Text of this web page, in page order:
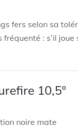
fers selon sa
fréquenté : s’il
10,5°
noire mate